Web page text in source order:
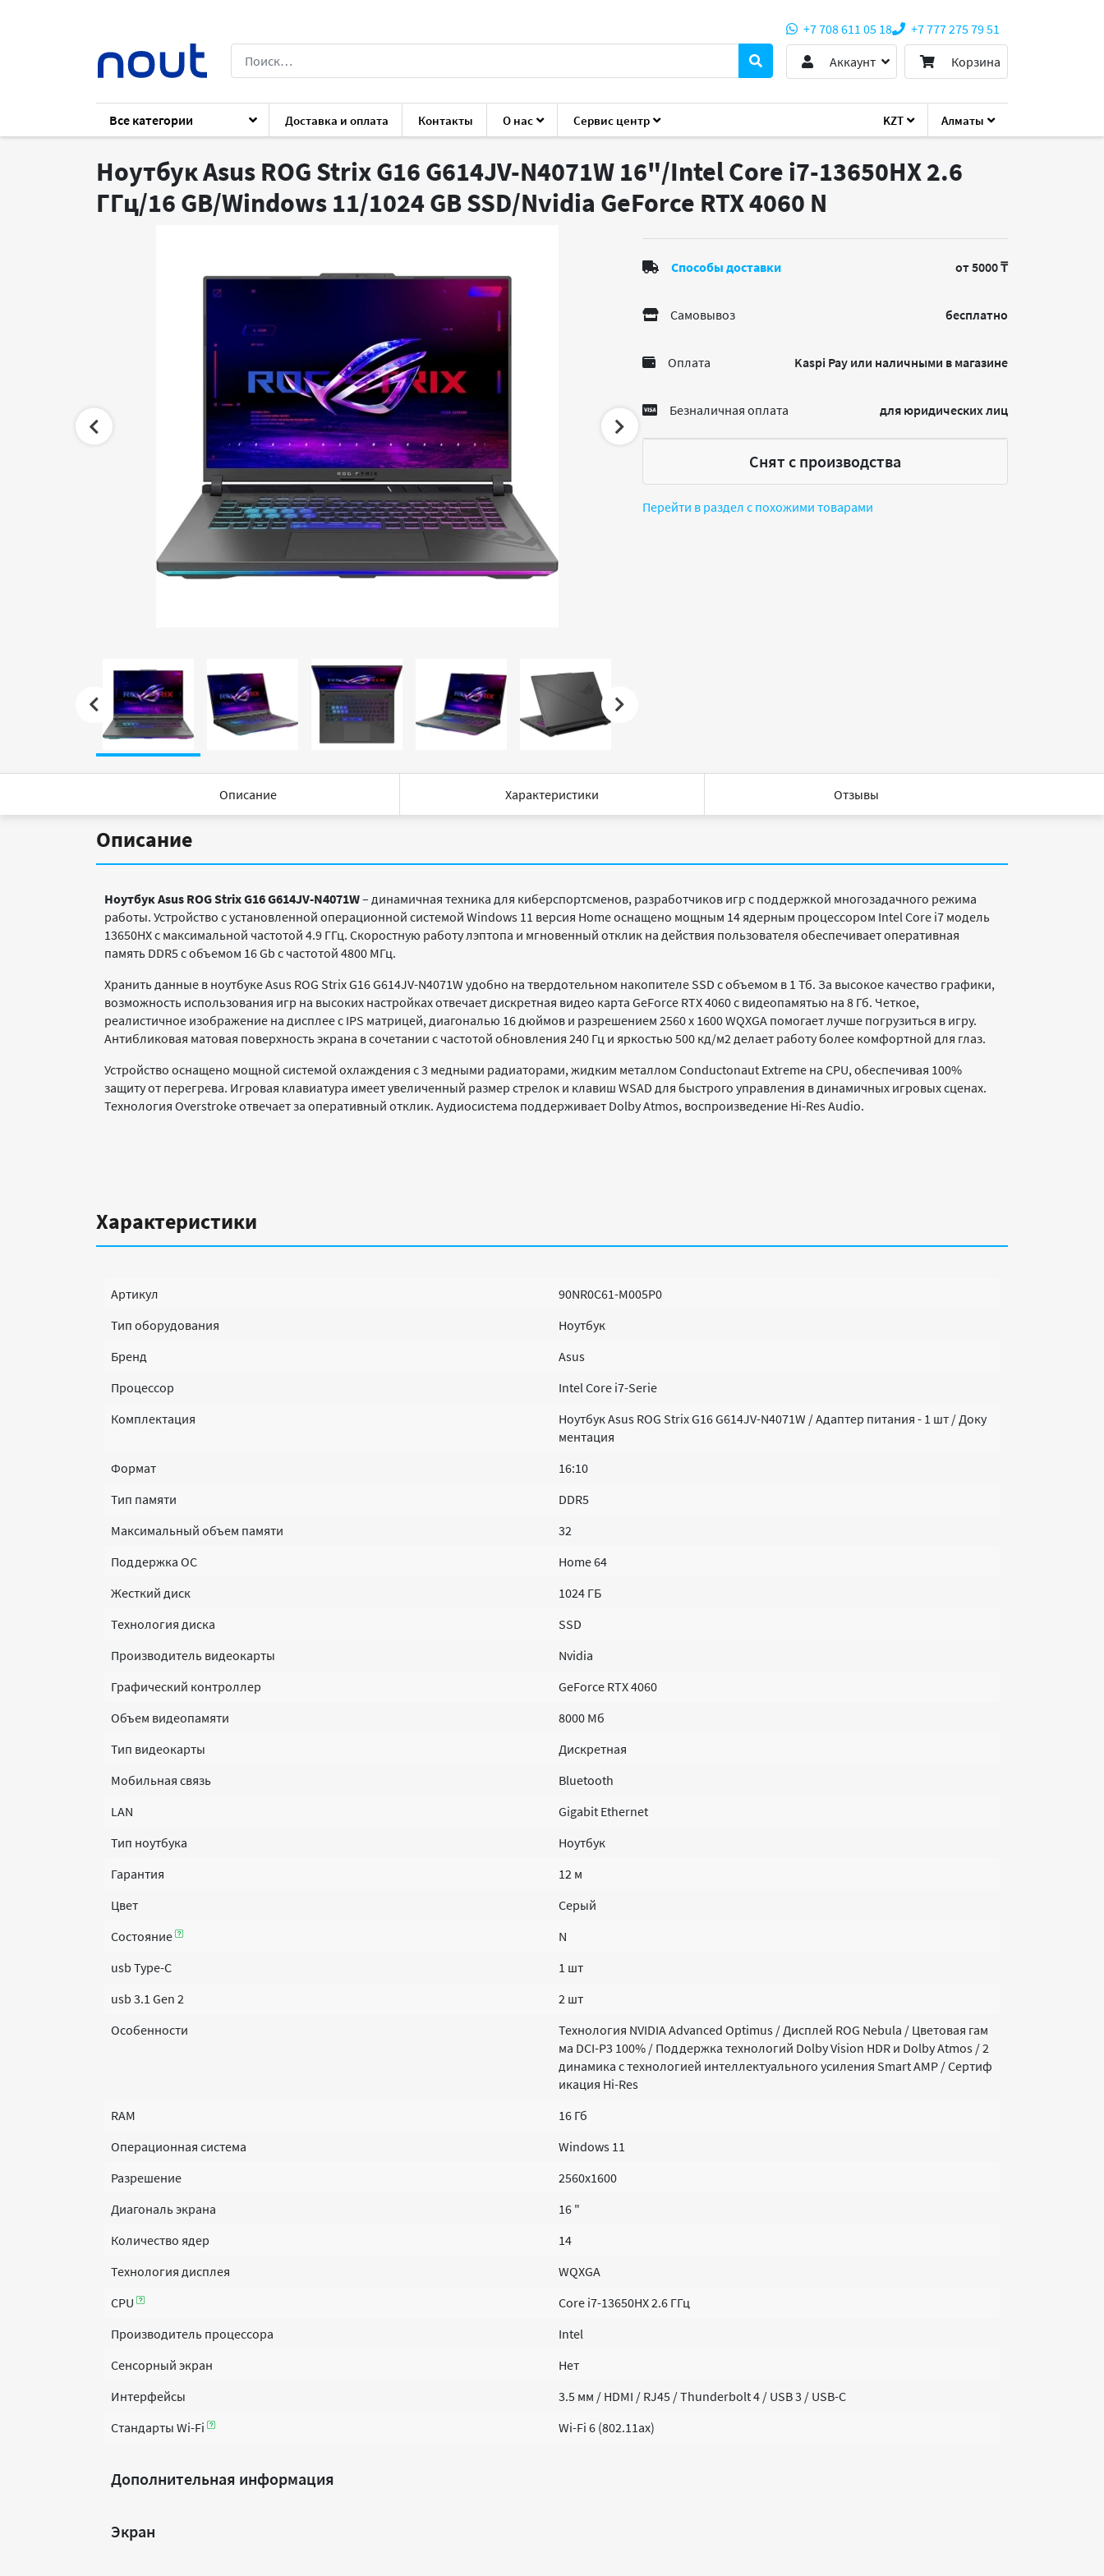
KZT Алматы
+7 708 611 05 18
+7 777 275 79 51
Аккаунт
Корзина
Все категории Доставка и оплата Контакты О нас Сервис центр
Каталог Ноутбуки Asus ROG Strix G16 G614JV-N4071W
Ноутбук Asus ROG Strix G16 G614JV-N4071W 16"/Intel Core i7-13650HX 2.6
ГГц/16 GB/Windows 11/1024 GB SSD/Nvidia GeForce RTX 4060 N
Способы доставки от 5000 ₸
Самовывоз бесплатно
Оплата Kaspi Pay или наличными в магазине
Безналичная оплата для юридических лиц
Снят с производства
Перейти в раздел с похожими товарами
Описание Характеристики Отзывы
Описание
Ноутбук Asus ROG Strix G16 G614JV-N4071W– динамичная техника для киберспортсменов, разработчиков игр с поддержкой многозадачного режима
работы. Устройство с установленной операционной системой Windows 11 версия Home оснащено мощным 14 ядерным процессором Intel Core i7 модель
13650HX с максимальной частотой 4.9 ГГц. Скоростную работу лэптопа и мгновенный отклик на действия пользователя обеспечивает оперативная
память DDR5 с объемом 16 Gb с частотой 4800 МГц.
Хранить данные в ноутбуке Asus ROG Strix G16 G614JV-N4071W удобно на твердотельном накопителе SSD с объемом в 1 Тб. За высокое качество графики,
возможность использования игр на высоких настройках отвечает дискретная видео карта GeForce RTX 4060 с видеопамятью на 8 Гб. Четкое,
реалистичное изображение на дисплее с IPS матрицей, диагональю 16 дюймов и разрешением 2560 x 1600 WQXGA помогает лучше погрузиться в игру.
Антибликовая матовая поверхность экрана в сочетании с частотой обновления 240 Гц и яркостью 500 кд/м2делает работу более комфортной для глаз.
Устройство оснащено мощной системой охлаждения с 3 медными радиаторами, жидким металлом Conductonaut Extreme на CPU, обеспечивая 100%
защиту от перегрева. Игровая клавиатура имеет увеличенный размер стрелок и клавиш WSAD для быстрого управления в динамичных игровых сценах.
Технология Overstroke отвечает за оперативный отклик. Аудиосистема поддерживает Dolby Atmos, воспроизведение Hi-Res Audio.
Характеристики
Артикул
90NR0C61-M005P0
Тип оборудования
Ноутбук
Бренд
Asus
Процессор
Intel Core i7-Serie
Комплектация
Ноутбук Asus ROG Strix G16 G614JV-N4071W / Адаптер питания - 1 шт / Доку
ментация
Формат
16:10
Тип памяти
DDR5
Максимальный объем памяти
32
Поддержка ОС
Home 64
Жесткий диск
1024 ГБ
Технология диска
SSD
Производитель видеокарты
Nvidia
Графический контроллер
GeForce RTX 4060
Объем видеопамяти
8000 Мб
Тип видеокарты
Дискретная
Мобильная связь
Bluetooth
LAN
Gigabit Ethernet
Тип ноутбука
Ноутбук
Гарантия
12 м
Цвет
Серый
Состояние
N
usb Type-C
1 шт
usb 3.1 Gen 2
2 шт
Особенности
Технология NVIDIA Advanced Optimus / Дисплей ROG Nebula / Цветовая гам
ма DCI-P3 100% / Поддержка технологий Dolby Vision HDR и Dolby Atmos / 2
динамика с технологией интеллектуального усиления Smart AMP / Сертиф
икация Hi-Res
RAM
16 Гб
Операционная система
Windows 11
Разрешение
2560х1600
Диагональ экрана
16 "
Количество ядер
14
Технология дисплея
WQXGA
CPU
Core i7-13650HX 2.6 ГГц
Производитель процессора
Intel
Сенсорный экран
Нет
Интерфейсы
3.5 мм / HDMI / RJ45 / Thunderbolt 4 / USB 3 / USB-C
Стандарты Wi-Fi
Wi-Fi 6 (802.11ax)
Дополнительная информация
Экран